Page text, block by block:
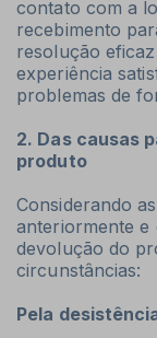
contato com a
recebimento
resolução
experiência
problemas de
2. Das causas
produto
Considerando
anteriormente e
devolução do
circunstâncias:
Pela